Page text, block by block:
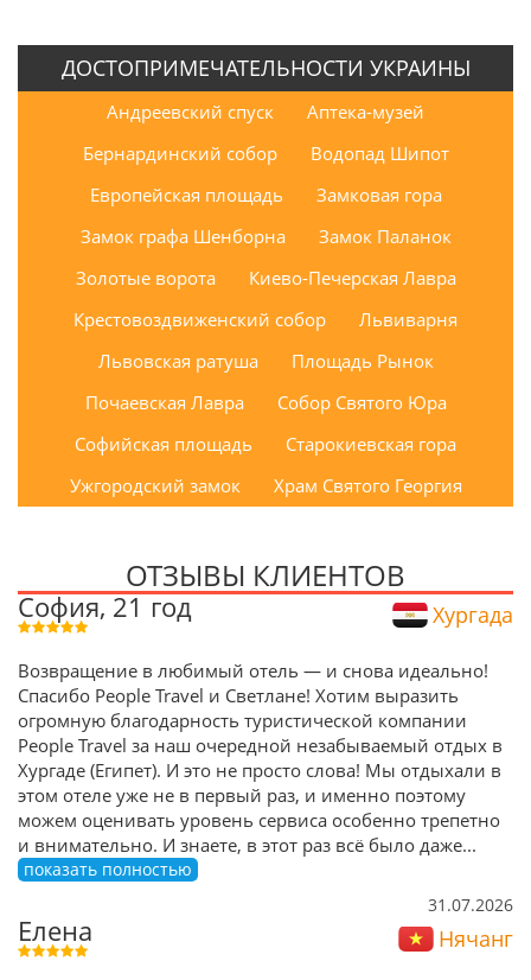
ДОСТОПРИМЕЧАТЕЛЬНОСТИ УКРАИНЫ
Андреевский спуск
Аптека-музей
Бернардинский собор
Водопад Шипот
Европейская площадь
Замковая гора
Замок графа Шенборна
Замок Паланок
Золотые ворота
Киево-Печерская Лавра
Крестовоздвиженский собор
Львиварня
Львовская ратуша
Площадь Рынок
Почаевская Лавра
Собор Святого Юра
Софийская площадь
Старокиевская гора
Ужгородский замок
Храм Святого Георгия
ОТЗЫВЫ КЛИЕНТОВ
София, 21 год Хургада
Возвращение в любимый отель — и снова идеально!
Спасибо People Travel и Светлане! Хотим выразить
огромную благодарность туристической компании
People Travel за наш очередной незабываемый отдых в
Хургаде (Египет). И это не просто слова! Мы отдыхали в
этом отеле уже не в первый раз, и именно поэтому
можем оценивать уровень сервиса особенно трепетно
и внимательно. И знаете, в этот раз всё было даже...
показать полностью
31.07.2026
Елена Нячанг